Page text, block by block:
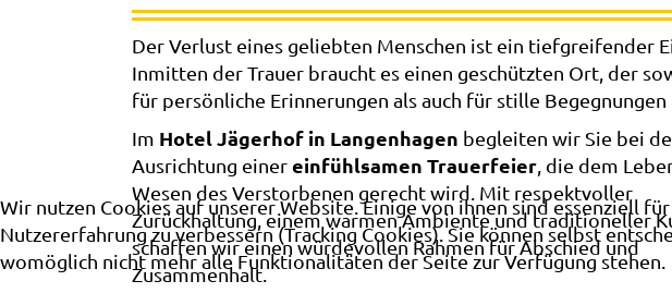
Der Verlust eines geliebten Menschen ist ein tiefgreifender
Inmitten der Trauer braucht es einen geschützten Ort, der
für persönliche Erinnerungen als auch für stille Begegnungen
Im Hotel Jägerhof in Langenhagen begleiten wir Sie bei
Ausrichtung einereinfühlsamen Trauerfeier, die dem
Wesen des Verstorbenen gerecht wird. Mit respektvoller
Zurückhaltung, einem warmen Ambiente und traditioneller
schaffen wir einen würdevollen Rahmen für Abschied und
Zusammenhalt.
Wir nutzen Cookies auf unserer Website. Einige von ihnen sind essenziell
Nutzererfahrung zu verbessern (Tracking Cookies). Sie können selbst
womöglich nicht mehr alle Funktionalitäten der Seite zur Verfügung stehen.